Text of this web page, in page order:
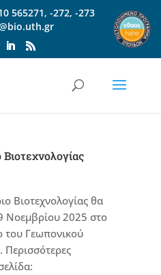
565271, -272, -273
Βιοτεχνολογίας θα
Νοεμβρίου 2025 στο
του Γεωπονικού